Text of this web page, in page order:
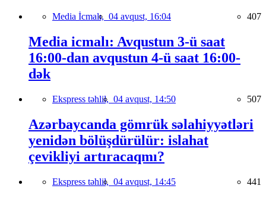
Media İcmalı, 04 avqust, 16:04 407
Media icmalı: Avqustun 3-ü saat
16:00-dan avqustun 4-ü saat 16:00-
dək
Ekspress təhlil, 04 avqust, 14:50 507
Azərbaycanda gömrük səlahiyyətləri
yenidən bölüşdürülür: islahat
çevikliyi artıracaqmı?
Ekspress təhlil, 04 avqust, 14:45 441